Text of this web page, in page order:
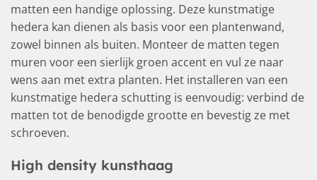
matten een handige oplossing. Deze kunstmatige
hedera kan dienen als basis voor een plantenwand,
zowel binnen als buiten. Monteer de matten tegen
muren voor een sierlijk groen accent en vul ze naar
wens aan met extra planten. Het installeren van een
kunstmatige hedera schutting is eenvoudig: verbind de
matten tot de benodigde grootte en bevestig ze met
schroeven.
High density kunsthaag